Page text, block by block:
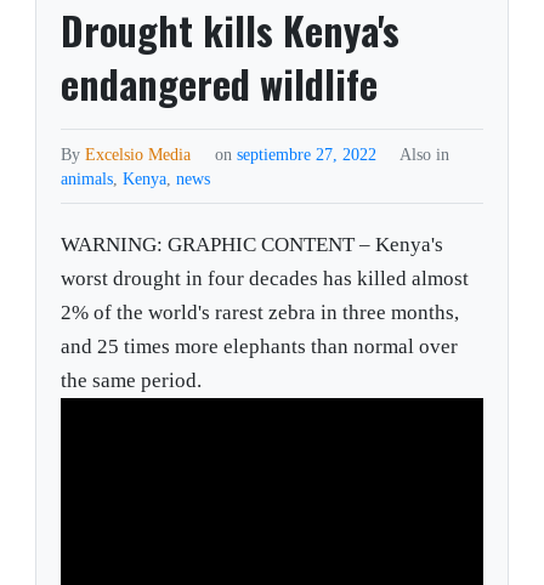
Drought kills Kenya's
endangered wildlife
ByExcelsio Media on septiembre 27, 2022
Also in
animals,Kenya,news
WARNING: GRAPHIC CONTENT – Kenya's
worst drought in four decades has killed almost
2% of the world's rarest zebra in three months,
and 25 times more elephants than normal over
the same period.